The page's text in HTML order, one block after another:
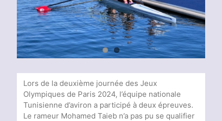
Lors de la deuxième journée des Jeux
Olympiques de Paris 2024, l’équipe nationale
Tunisienne d’aviron a participé à deux épreuves.
Le rameur Mohamed Taieb n’a pas pu se qualifier